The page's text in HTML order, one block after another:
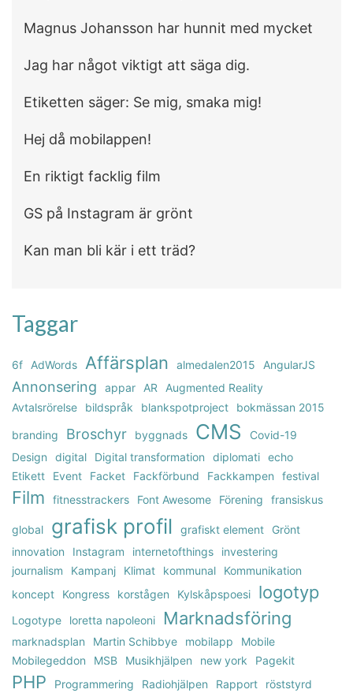
Magnus Johansson har hunnit med mycket
Jag har något viktigt att säga dig.
Etiketten säger: Se mig, smaka mig!
Hej då mobilappen!
En riktigt facklig film
GS på Instagram är grönt
Kan man bli kär i ett träd?
Taggar
6f AdWords Affärsplan almedalen2015 AngularJS
Annonsering appar AR
Augmented Reality
Avtalsrörelse
bildspråk blankspotproject bokmässan 2015
branding Broschyr byggnads CMS
Covid-19
Design
digital Digital transformation diplomati echo
Etikett
Event Facket Fackförbund Fackkampen festival
Film fitnesstrackers Font Awesome Förening fransiskus
global grafisk profil grafiskt element
Grönt
innovation
Instagram internetofthings
investering
journalism
Kampanj Klimat kommunal
Kommunikation
koncept
Kongress korstågen Kylskåpspoesi logotyp
Logotype loretta napoleoni Marknadsföring
marknadsplan Martin Schibbye mobilapp
Mobile
Mobilegeddon
MSB Musikhjälpen new york Pagekit
PHP Programmering Radiohjälpen Rapport
röststyrd